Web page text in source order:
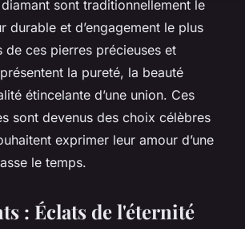
sont traditionnellement le
durable et d’engagement le plus
de ces pierres précieuses et
la pureté, la beauté
étincelante d’une union. Ces
sont devenus des choix célèbres
exprimer leur amour d’une
le temps.
: Éclats de l'éternité